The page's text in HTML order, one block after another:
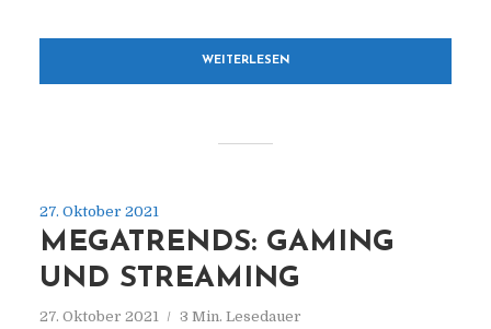
WEITERLESEN
27. Oktober 2021
MEGATRENDS: GAMING
UND STREAMING
27. Oktober 2021 3 Min. Lesedauer